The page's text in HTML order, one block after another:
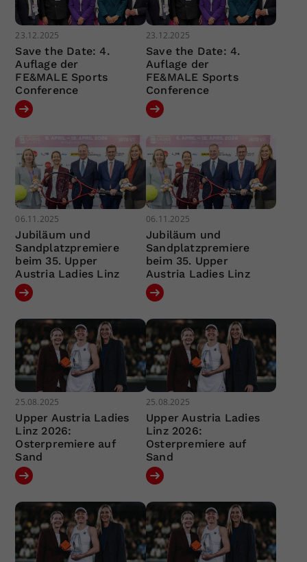
23.12.2025
Save the Date: 4.
Auflage der
FE&MALE Sports
Conference
23.12.2025
Save the Date: 4.
Auflage der
FE&MALE Sports
Conference
06.11.2025
Jubiläum und
Sandplatzpremiere
beim 35. Upper
Austria Ladies Linz
06.11.2025
Jubiläum und
Sandplatzpremiere
beim 35. Upper
Austria Ladies Linz
25.08.2025
Upper Austria Ladies
Linz 2026:
Osterpremiere auf
Sand
25.08.2025
Upper Austria Ladies
Linz 2026:
Osterpremiere auf
Sand